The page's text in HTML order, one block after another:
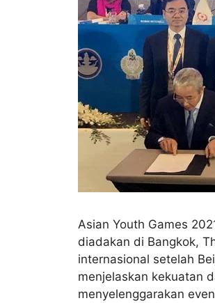
Asian Youth Games
diadakan di Bangkok,
internasional setelah
menjelaskan kekuatan
menyelenggarakan